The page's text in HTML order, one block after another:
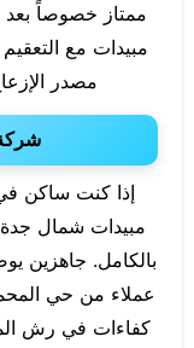
ممتاز خصوصاً بعد
مبيدات مع
مصدر
إذا كنت ساكن
مبيدات شمال
بالكامل. جاهزين
عملاء من حي
كفاءات في رش